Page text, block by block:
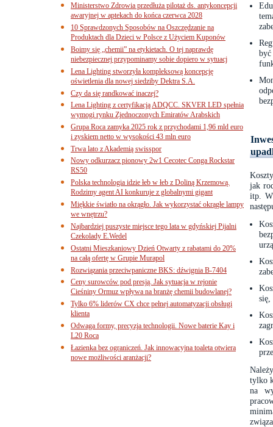
jak
itp. W
się,
tylko
na
Ministerstwo Zdrowia przedłuża pilotaż ds. antykoncepcji
awaryjnej w aptekach do końca czerwca 2028
10 Sprawdzonych Sposobów na Oszczędzanie na
Produktach dla Dzieci w Polsce z Użyciem Kuponów
Boimy się „chemii” na etykietach. O tej naprawdę
niebezpiecznej przypominamy sobie dopiero w sytuacj
Lena Lighting stworzyła kompleksową koncepcję
oświetlenia dla nowej siedziby Dektra S.A.
Czy da się randkować inaczej?
Lena Lighting z certyfikacją ADQCC. SKVER LED spełnia
wymogi rynku Zjednoczonych Emiratów Arabskich
Grupa Roca zamyka 2025 rok z przychodami 1,96 mld euro
i zyskiem netto w wysokości 43 mln euro
Trwa lato z Akademią swisspor
Nowy odkurzacz pionowy 2w1 Cecotec Conga Rockstar
RS50
Polska technologia idzie łeb w łeb z Doliną Krzemową.
Rodzimy agent AI konkuruje z globalnymi gigant
Miękkie światło na okrągło. Jak wykorzystać okrągłe lampy
we wnętrzu?
Najbardziej puszyste miejsce tego lata w gdyńskiej Pijalni
Czekolady E.Wedel
Ostatni Mieszkaniowy Dzień Otwarty z rabatami do 20%
na całą ofertę w Grupie Murapol
Rozwiązania przeciwpaniczne BKS: dźwignia B-7404
Ceny surowców pod presją. Jak sytuacja w rejonie
Cieśniny Ormuz wpływa na branżę chemii budowlanej?
Tylko 6% liderów CX chce pełnej automatyzacji obsługi
klienta
Odwaga formy, precyzja technologii. Nowe baterie Kay i
L20 Roca
Łazienka bez ograniczeń. Jak innowacyjna toaleta otwiera
nowe możliwości aranżacji?